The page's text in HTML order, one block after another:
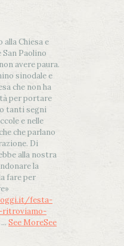
alla Chiesa e
Paolino
avere paura.
sinodale e
che non ha
per portare
tanti segni
e nelle
che parlano
Di
alla nostra
la
fare per
festa-
ritroviamo-
... See MoreSee